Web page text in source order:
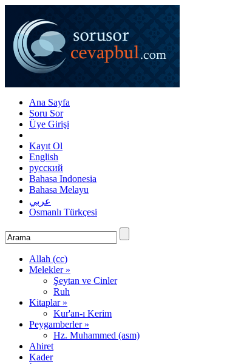
Ana Sayfa
Soru Sor
Üye Girişi
Kayıt Ol
English
русский
Bahasa Indonesia
Bahasa Melayu
عربي
Osmanlı Türkçesi
Allah (cc)
Melekler »
Şeytan ve Cinler
Ruh
Kitaplar »
Kur'an-ı Kerim
Peygamberler »
Hz. Muhammed (asm)
Ahiret
Kader